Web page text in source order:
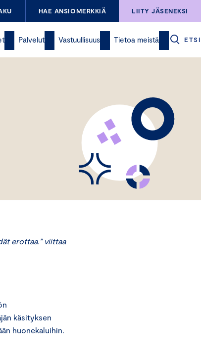
HAE ANSIOMERKKIÄ LIITY JÄSENEKSI
Palvelut Vastuullisuus Tietoa meistä ETSI
erottaa.” viittaa
käsityksen
huonekaluihin.